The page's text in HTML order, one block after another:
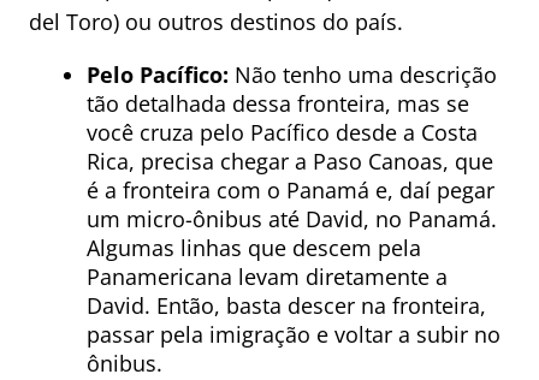
del Toro) ou outros destinos do país.
Pelo Pacífico: Não tenho uma descrição
tão detalhada dessa fronteira, mas se
você cruza pelo Pacífico desde a Costa
Rica, precisa chegar a Paso Canoas, que
é a fronteira com o Panamá e, daí pegar
um micro-ônibus até David, no Panamá.
Algumas linhas que descem pela
Panamericana levam diretamente a
David. Então, basta descer na fronteira,
passar pela imigração e voltar a subir no
ônibus.